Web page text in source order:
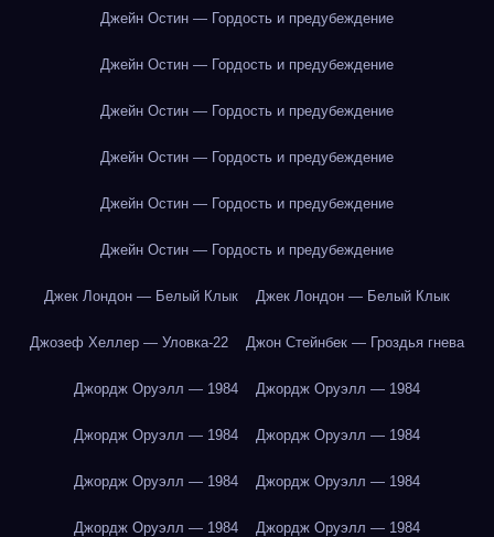
Джейн Остин — Гордость и предубеждение
Джейн Остин — Гордость и предубеждение
Джейн Остин — Гордость и предубеждение
Джейн Остин — Гордость и предубеждение
Джейн Остин — Гордость и предубеждение
Джейн Остин — Гордость и предубеждение
Джек Лондон — Белый Клык Джек Лондон — Белый Клык
Джозеф Хеллер — Уловка-22 Джон Стейнбек — Гроздья гнева
Джордж Оруэлл — 1984 Джордж Оруэлл — 1984
Джордж Оруэлл — 1984 Джордж Оруэлл — 1984
Джордж Оруэлл — 1984 Джордж Оруэлл — 1984
Джордж Оруэлл — 1984 Джордж Оруэлл — 1984